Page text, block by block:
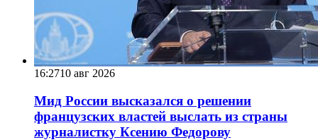
16:2710 авг 2026
Мид России высказался о решении
французских властей выслать из страны
журналистку Ксению Федорову